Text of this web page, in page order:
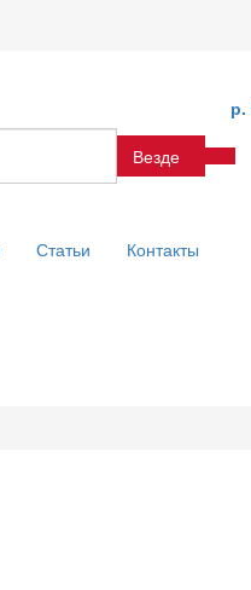
р.
Везде
Статьи Контакты